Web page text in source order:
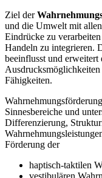
Ziel der
und die Umwelt mit
Eindrücke zu
Handeln zu integrieren.
beeinflusst und
Fähigkeiten.
Sinnesbereiche und
Differenzierung,
Förderung der
haptisch-taktilen
vestibulären